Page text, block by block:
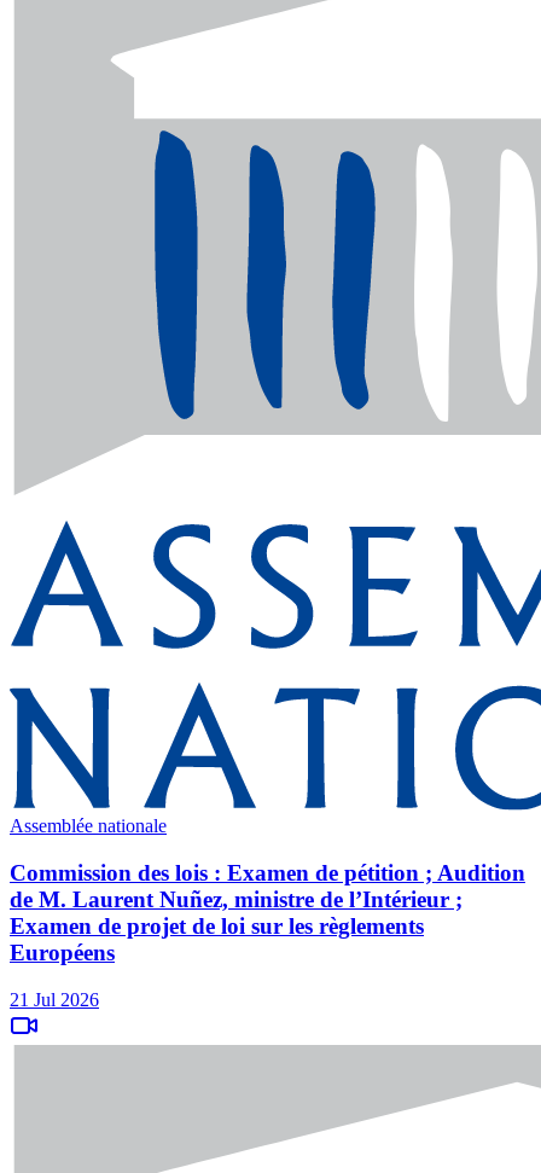
Assemblée nationale
Commission des lois : Examen de pétition ; Audition
de M. Laurent Nuñez, ministre de l’Intérieur ;
Examen de projet de loi sur les règlements
Européens
21 Jul 2026